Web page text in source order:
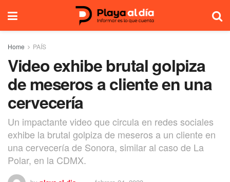
Home PAÍS
Video exhibe brutal golpiza
de meseros a cliente en una
cervecería
Un impactante video que circula en redes sociales
exhibe la brutal golpiza de meseros a un cliente en
una cervecería de Sonora, similar al caso de La
Polar, en la CDMX.